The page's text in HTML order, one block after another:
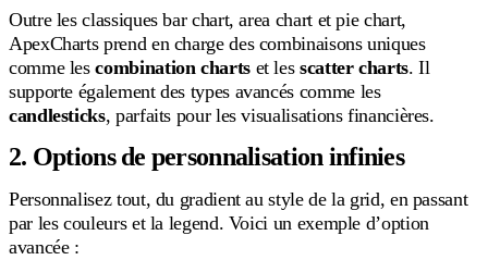
Outre les classiques bar chart, area chart et pie chart,
ApexCharts prend en charge des combinaisons uniques
comme lescombination chartset lesscatter charts. Il
supporte également des types avancés comme les
candlesticks, parfaits pour les visualisations financières.
2. Options de personnalisation infinies
Personnalisez tout, du gradient au style de la grid, en passant
par les couleurs et la legend. Voici un exemple d’option
avancée :